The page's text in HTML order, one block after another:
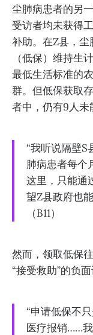
尘肺病患者的另
受访者均未获得
补助。在Z县，
（低保）维持生
最低生活标准的
群。但低保获取
者中，仍有9人未
“我听说隔壁S
肺病患者每
这里，只能通
望Z县政府也
（B11）
然而，领取低保
“接受救助”的负
“申请低保不
医疗报销……